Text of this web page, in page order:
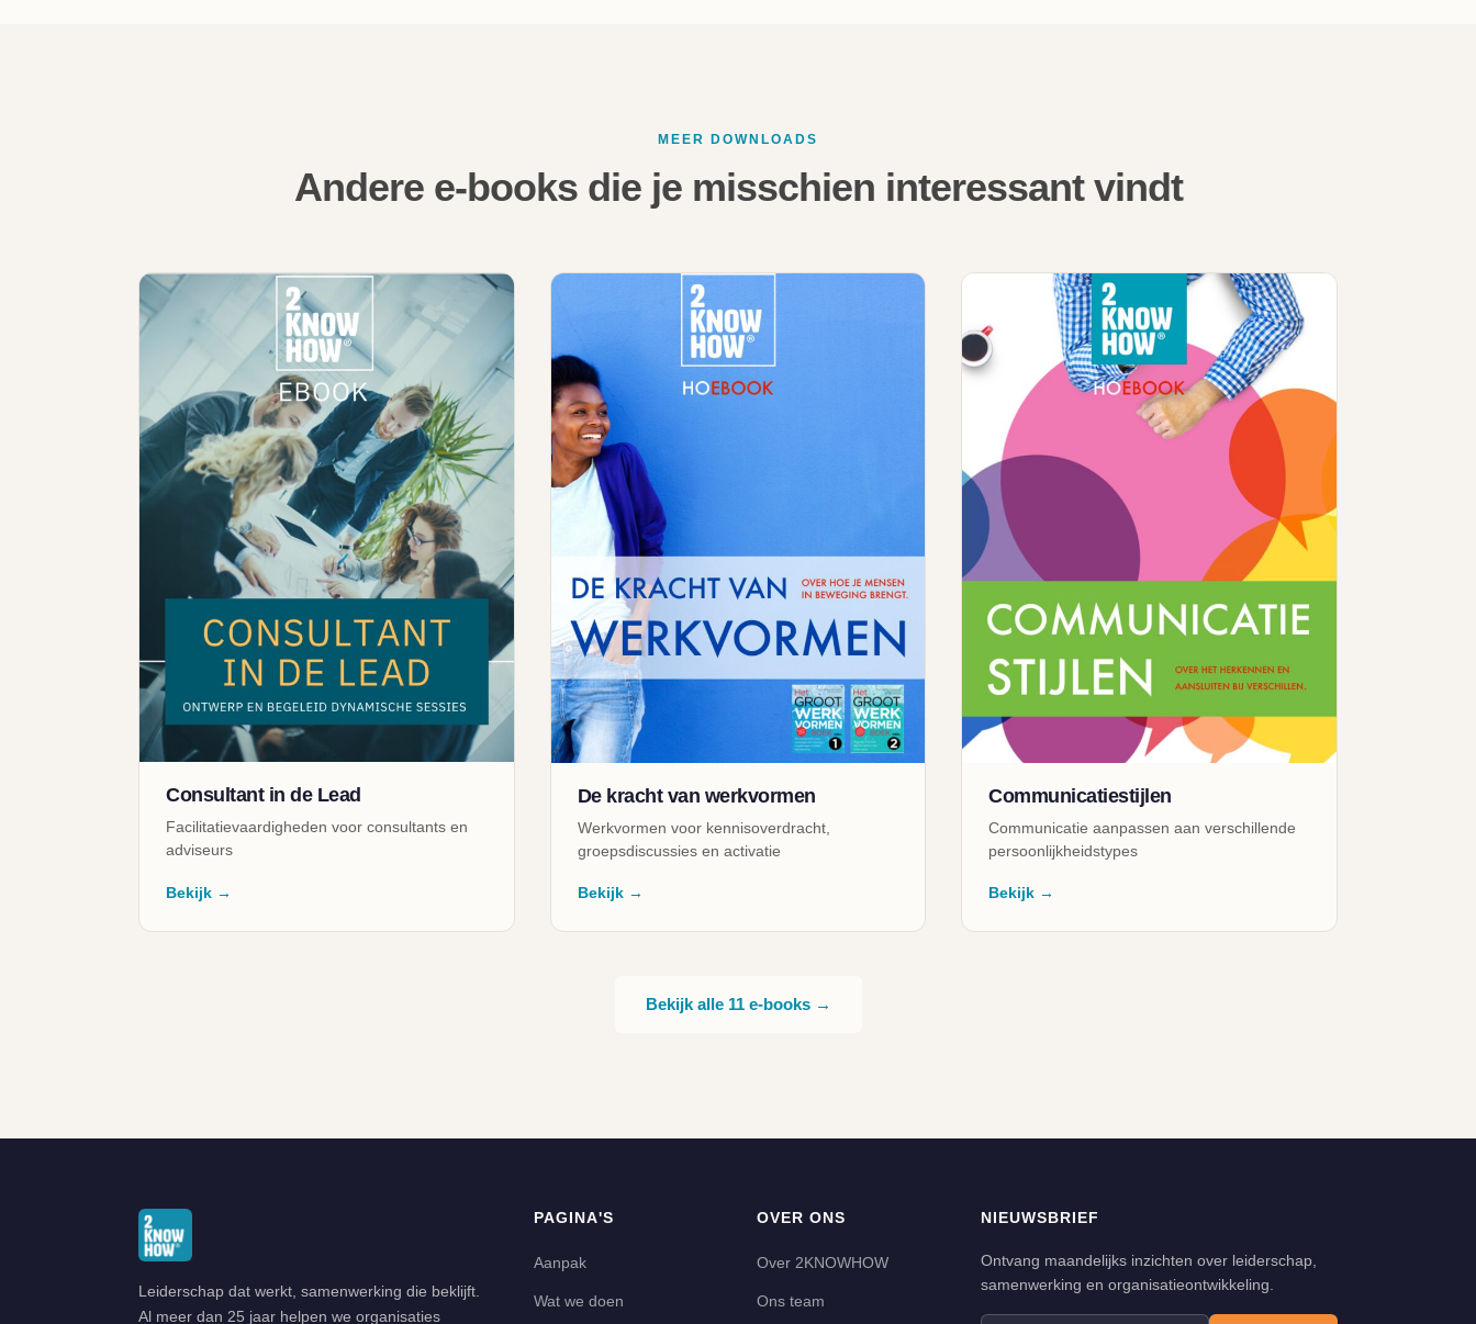
MEER DOWNLOADS
Andere e-books die je misschien interessant vindt
Consultant in de Lead
Facilitatievaardigheden voor consultants en
adviseurs
Bekijk →
De kracht van werkvormen
Werkvormen voor kennisoverdracht,
groepsdiscussies en activatie
Bekijk →
Communicatiestijlen
Communicatie aanpassen aan verschillende
persoonlijkheidstypes
Bekijk →
Bekijk alle 11 e-books →
GRATIS DOWNLOAD
Leiderschap dat werkt, samenwerking die beklijft.
Al meer dan 25 jaar helpen we organisaties
PAGINA'S
Aanpak
Wat we doen
OVER ONS
Over 2KNOWHOW
Ons team
NIEUWSBRIEF
Ontvang maandelijks inzichten over leiderschap,
samenwerking en organisatieontwikkeling.